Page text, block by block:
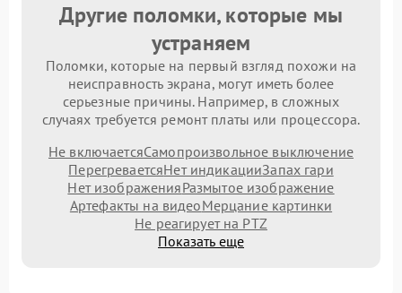
Другие поломки, которые мы
устраняем
Поломки, которые на первый взгляд похожи на
неисправность экрана, могут иметь более
серьезные причины. Например, в сложных
случаях требуется ремонт платы или процессора.
Не включаетсяСамопроизвольное выключение
ПерегреваетсяНет индикацииЗапах гари
Нет изображенияРазмытое изображение
Артефакты на видеоМерцание картинки
Не реагирует на PTZ
Показать еще